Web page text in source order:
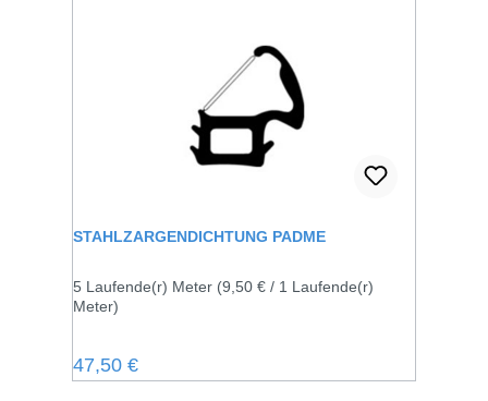
STAHLZARGENDICHTUNG PADME
5 Laufende(r) Meter (9,50 € / 1 Laufende(r)
Meter)
Regulärer Preis:
47,50 €